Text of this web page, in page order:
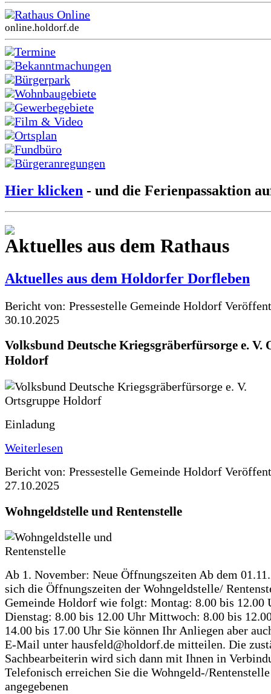
Rathaus Online
online.holdorf.de
Termine
Bekanntmachungen
Bürgerpark
Wohnbaugebiete
Gewerbegebiete
Film & Video
Ortsplan
Fundbüro
Bürgeranregungen
Hier klicken - und die Ferienpassaktion
Aktuelles aus dem Rathaus
Aktuelles aus dem Holdorfer Dorfleben
Bericht von: Pressestelle Gemeinde Holdorf
30.10.2025
Volksbund Deutsche Kriegsgräberfürsorge e. V.
Holdorf
Einladung
Weiterlesen
Bericht von: Pressestelle Gemeinde Holdorf
27.10.2025
Wohngeldstelle und Rentenstelle
Ab 1. November: Neue Öffnungszeiten Ab dem
sich die Öffnungszeiten der Wohngeldstelle/
Gemeinde Holdorf wie folgt: Montag: 8.00 bis 12.00
Dienstag: 8.00 bis 12.00 Uhr Mittwoch: 8.00 bis
14.00 bis 17.00 Uhr Sie können Ihr Anliegen aber
E-Mail unter hausfeld@holdorf.de mitteilen. Die
Sachbearbeiterin wird sich dann mit Ihnen in
Telefonisch erreichen Sie die Wohngeld-/
angegebenen